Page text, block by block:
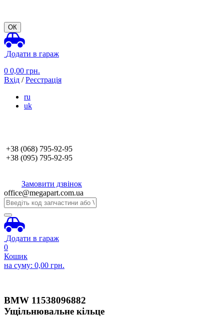
ОК
Додати в гараж
0 0,00 грн.
Вхід /Реєстрація
ru
uk
+38 (068) 795-92-95
+38 (095) 795-92-95
Замовити дзвінок
office@megapart.com.ua
Додати в гараж
0
Кошик
на суму: 0,00 грн.
BMW 11538096882
Ущільнювальне кільце